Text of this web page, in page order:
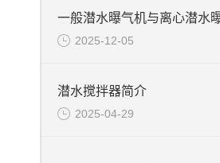
2025-12-05
潜水搅拌器简介
2025-04-29